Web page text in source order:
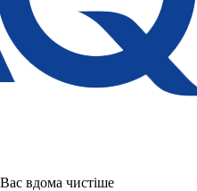
вдома чистіше